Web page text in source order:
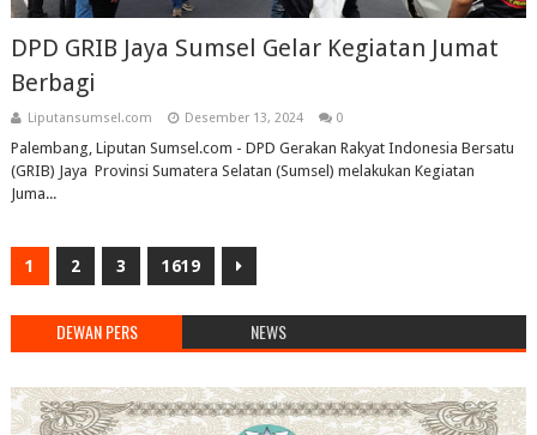
DPD GRIB Jaya Sumsel Gelar Kegiatan Jumat
Berbagi
Liputansumsel.com Desember 13, 2024 0
Palembang, Liputan Sumsel.com - DPD Gerakan Rakyat Indonesia Bersatu
(GRIB) Jaya Provinsi Sumatera Selatan (Sumsel) melakukan Kegiatan
Juma...
1 2 3 1619
DEWAN PERS NEWS